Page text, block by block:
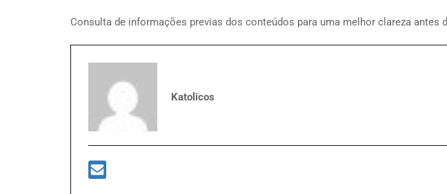
Consulta de informações previas dos conteúdos para uma melhor clareza antes
Katolicos